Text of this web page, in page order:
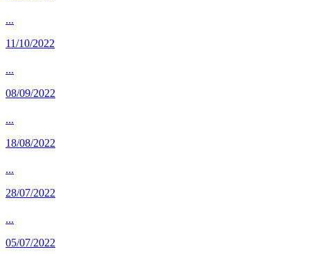
...
11/10/2022
...
08/09/2022
...
18/08/2022
...
28/07/2022
...
05/07/2022